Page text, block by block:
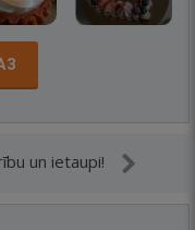
un ietaupi!